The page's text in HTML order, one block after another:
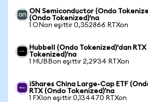
ON Semiconductor (Ondo
(Ondo Tokenized)'na
1 ONon eşittir 0,352866 RTXon
Hubbell (Ondo Tokenized)'dan
Tokenized)'na
1 HUBBon eşittir 2,2934 RTXon
iShares China Large-Cap ETF
RTX (Ondo Tokenized)'na
1 FXIon eşittir 0,134470 RTXon